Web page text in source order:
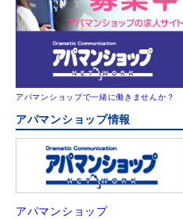
アパマンショップで一緒に働きませんか？
アパマンショップ情報
アパマンショップ